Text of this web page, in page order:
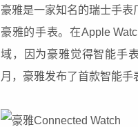
豪雅是一家知名的瑞士手
豪雅的手表。在Apple
域，因为豪雅觉得智能手
月，豪雅发布了首款智能手